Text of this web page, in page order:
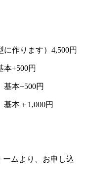
作ります）4,500円
+500円
本+500円
本＋1,000円
ムより、お申し込